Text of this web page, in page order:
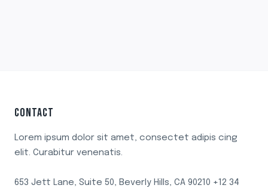
CONTACT
Lorem ipsum dolor sit amet, consectet adipis cing
elit. Curabitur venenatis.
653 Jett Lane, Suite 50, Beverly Hills, CA 90210 +12 34